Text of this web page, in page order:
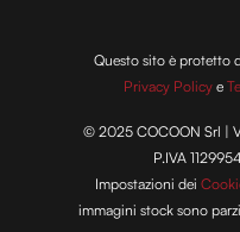
Questo sito è protetto
Privacy Policy e
© 2025 COCOON Srl |
P.IVA
Impostazioni dei
immagini stock sono